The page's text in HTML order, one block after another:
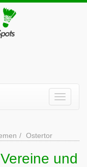
Ostertor
und